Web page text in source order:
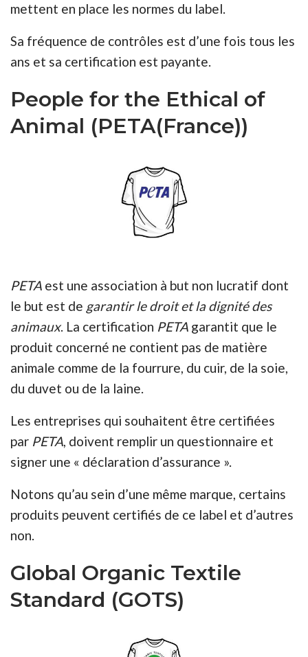
mettent en place les normes du label.
Sa fréquence de contrôles est d’une fois tous les
ans et sa certification est payante.
People for the Ethical of
Animal (PETA(France))
PETA est une association à but non lucratif dont
le but est de garantir le droit et la dignité des
animaux. La certification PETA garantit que le
produit concerné ne contient pas de matière
animale comme de la fourrure, du cuir, de la soie,
du duvet ou de la laine.
Les entreprises qui souhaitent être certifiées
par PETA , doivent remplir un questionnaire et
signer une « déclaration d’assurance ».
Notons qu’au sein d’une même marque, certains
produits peuvent certifiés de ce label et d’autres
non.
Global Organic Textile
Standard (GOTS)